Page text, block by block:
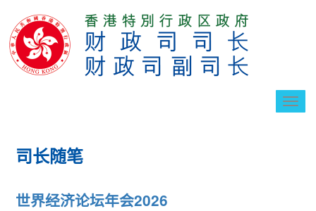
切
司长随笔
世界经济论坛年会2026